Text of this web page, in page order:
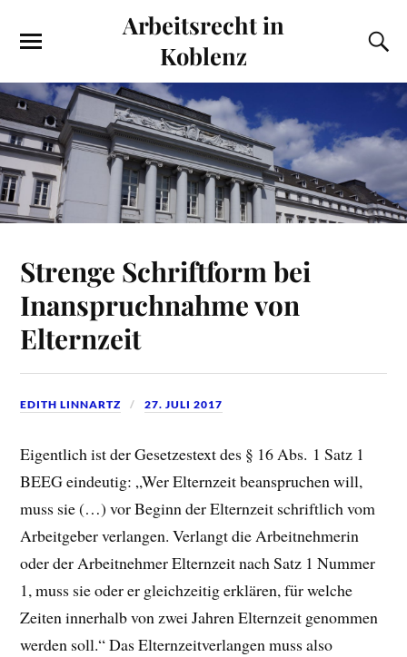
Arbeitsrecht in
Koblenz
Strenge Schriftform bei
Inanspruchnahme von
Elternzeit
EDITH LINNARTZ 27. JULI 2017
Eigentlich ist der Gesetzestext des § 16 Abs. 1 Satz 1
BEEG eindeutig: „Wer Elternzeit beanspruchen will,
muss sie (…) vor Beginn der Elternzeit schriftlich vom
Arbeitgeber verlangen. Verlangt die Arbeitnehmerin
oder der Arbeitnehmer Elternzeit nach Satz 1 Nummer
1, muss sie oder er gleichzeitig erklären, für welche
Zeiten innerhalb von zwei Jahren Elternzeit genommen
werden soll.“ Das Elternzeitverlangen muss also